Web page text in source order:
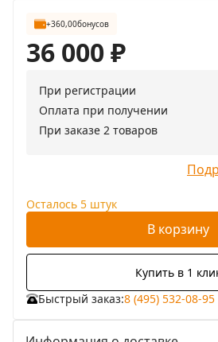
+360,00бонусов
36 000₽
При регистрации
Оплата при получении
При заказе 2 товаров
Осталось 5 штук
В корзину
Купить в 1
Быстрый заказ:8 (495) 532-08-95